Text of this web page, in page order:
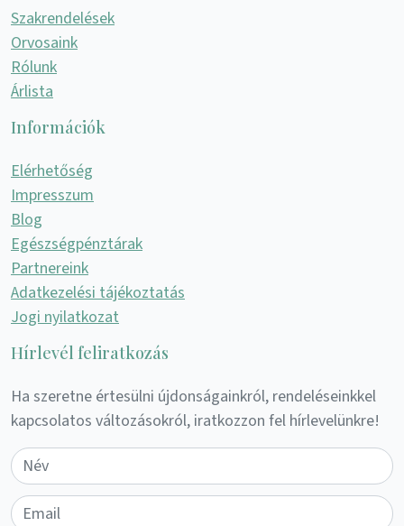
Szakrendelések
Orvosaink
Rólunk
Árlista
Információk
Elérhetőség
Impresszum
Blog
Egészségpénztárak
Partnereink
Adatkezelési tájékoztatás
Jogi nyilatkozat
Hírlevél feliratkozás
Ha szeretne értesülni újdonságainkról, rendeléseinkkel
kapcsolatos változásokról, iratkozzon fel hírlevelünkre!